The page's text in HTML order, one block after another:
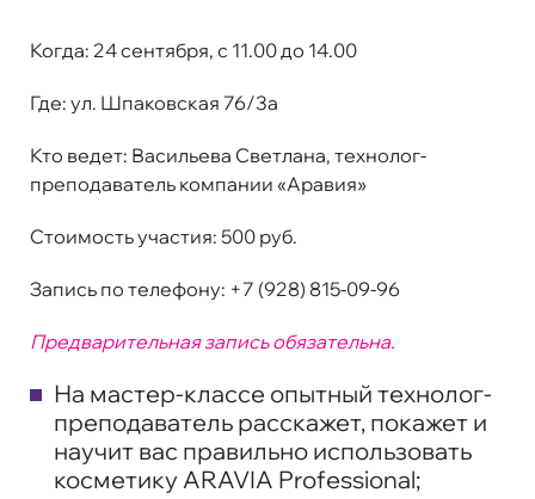
Когда: 24 сентября, с 11.00 до 14.00
Где: ул. Шпаковская 76/3а
Кто ведет: Васильева Светлана, технолог-
преподаватель компании «Аравия»
Стоимость участия: 500 руб.
Запись по телефону: +7 (928) 815-09-96
Предварительная запись обязательна.
На мастер-классе опытный технолог-
преподаватель расскажет, покажет и
научит вас правильно использовать
косметику ARAVIA Professional;